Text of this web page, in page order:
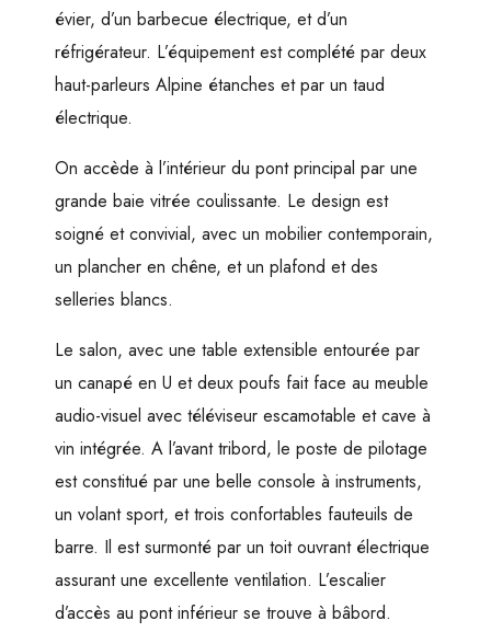
évier, d’un barbecue électrique, et d’un
réfrigérateur. L’équipement est complété par deux
haut-parleurs Alpine étanches et par un taud
électrique.
On accède à l’intérieur du pont principal par une
grande baie vitrée coulissante. Le design est
soigné et convivial, avec un mobilier contemporain,
un plancher en chêne, et un plafond et des
selleries blancs.
Le salon, avec une table extensible entourée par
un canapé en U et deux poufs fait face au meuble
audio-visuel avec téléviseur escamotable et cave à
vin intégrée. A l’avant tribord, le poste de pilotage
est constitué par une belle console à instruments,
un volant sport, et trois confortables fauteuils de
barre. Il est surmonté par un toit ouvrant électrique
assurant une excellente ventilation. L’escalier
d’accès au pont inférieur se trouve à bâbord.